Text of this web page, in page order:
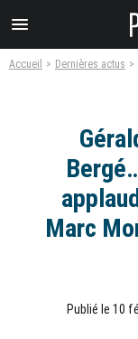
menu
Accueil Dernières actus
Marc
Publié le 10